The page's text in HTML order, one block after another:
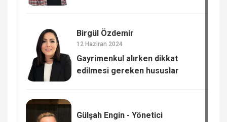
Birgül Özdemir
12 Haziran 2024
Gayrimenkul alırken dikkat
edilmesi gereken hususlar
Gülşah Engin - Yönetici